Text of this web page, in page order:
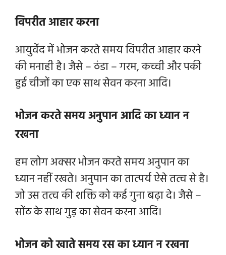
विपरीत आहार करना
आयुर्वेद में भोजन करते समय विपरीत आहार करने
की मनाही है। जैसे – ठंडा – गरम, कच्ची और पकी
हुई चीजों का एक साथ सेवन करना आदि।
भोजन करते समय अनुपान आदि का ध्यान न
रखना
हम लोग अक्सर भोजन करते समय अनुपान का
ध्यान नहीं रखते। अनुपान का तात्पर्य ऐसे तत्व से है।
जो उस तत्व की शक्ति को कई गुना बढ़ा दे। जैसे –
सोंठ के साथ गुड़ का सेवन करना आदि।
भोजन को खाते समय रस का ध्यान न रखना